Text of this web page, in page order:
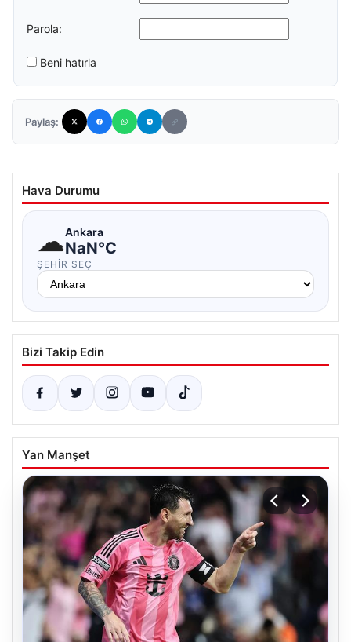
Parola:
Beni hatırla
Paylaş:
Hava Durumu
☁Ankara
NaN°C
ŞEHIR SEÇ
Bizi Takip Edin
Yan Manşet